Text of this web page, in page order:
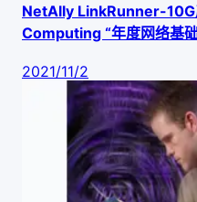
NetAlly LinkRunner-
Computing “年度网络基
2021/11/2